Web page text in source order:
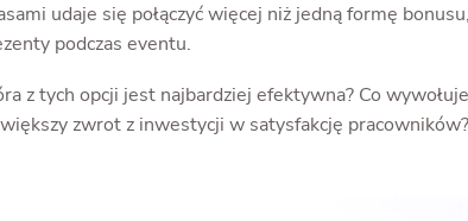
udaje się połączyć więcej niż jedną formę
podczas eventu.
z tych opcji jest najbardziej efektywna? Co
zwrot z inwestycji w satysfakcję